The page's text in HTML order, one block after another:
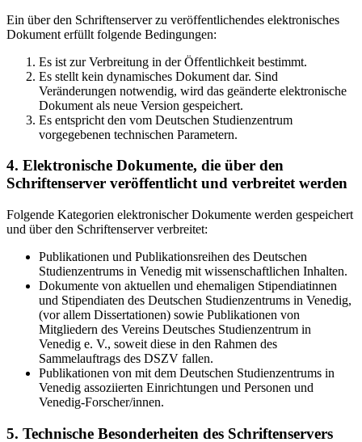
Ein über den Schriftenserver zu veröffentlichendes elektronisches
Dokument erfüllt folgende Bedingungen:
Es ist zur Verbreitung in der Öffentlichkeit bestimmt.
Es stellt kein dynamisches Dokument dar. Sind
Veränderungen notwendig, wird das geänderte elektronische
Dokument als neue Version gespeichert.
Es entspricht den vom Deutschen Studienzentrum
vorgegebenen technischen Parametern.
4. Elektronische Dokumente, die über den
Schriftenserver veröffentlicht und verbreitet werden
Folgende Kategorien elektronischer Dokumente werden gespeichert
und über den Schriftenserver verbreitet:
Publikationen und Publikationsreihen des Deutschen
Studienzentrums in Venedig mit wissenschaftlichen Inhalten.
Dokumente von aktuellen und ehemaligen Stipendiatinnen
und Stipendiaten des Deutschen Studienzentrums in Venedig,
(vor allem Dissertationen) sowie Publikationen von
Mitgliedern des Vereins Deutsches Studienzentrum in
Venedig e. V., soweit diese in den Rahmen des
Sammelauftrags des DSZV fallen.
Publikationen von mit dem Deutschen Studienzentrums in
Venedig assoziierten Einrichtungen und Personen und
Venedig-Forscher/innen.
5. Technische Besonderheiten des Schriftenservers